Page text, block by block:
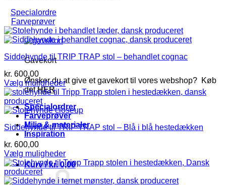
Gavekort
Ønsker du at give et gavekort til vores webshop? Køb
detHER
Specialordrer
Farveprøver
Miljø & materialer
Inspiration
Kurv /kr.0,00
Specialordre
Farveprøver
Siddehynde til TRIP TRAP stol – behandlet cognac
kr. 600,00
Vælg muligheder
Dette
vare
har
flere
varianter.
Mulighederne
kan
vælges
på
varesiden
Siddehynde til TRIP TRAP stol – Blå i blå hestedækken
kr. 600,00
Vælg muligheder
Dette
vare
har